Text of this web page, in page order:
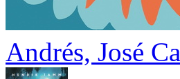
Andrés, José